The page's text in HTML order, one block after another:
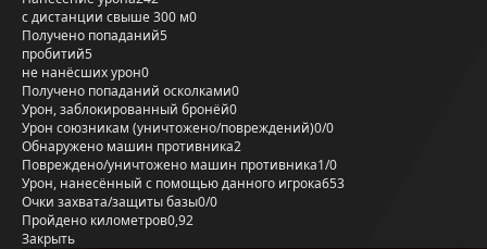
с дистанции свыше 300 м0
Получено попаданий5
пробитий5
не нанёсших урон0
Получено попаданий осколками0
Урон, заблокированный бронёй0
Урон союзникам (уничтожено/повреждений)0/0
Обнаружено машин противника2
Повреждено/уничтожено машин противника1/0
Урон, нанесённый с помощью данного игрока653
Очки захвата/защиты базы0/0
Пройдено километров0,92
Закрыть